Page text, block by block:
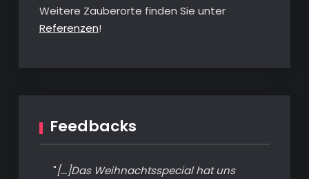
Weitere Zauberorte finden Sie unter
Referenzen!
Feedbacks
"[...]Das Weihnachtsspecial hat uns